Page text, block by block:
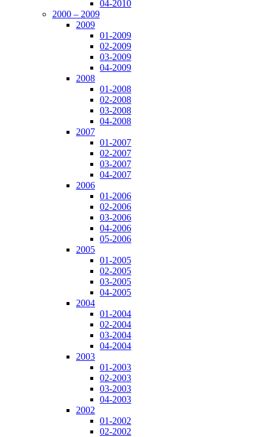
04-2010
2000 – 2009
2009
01-2009
02-2009
03-2009
04-2009
2008
01-2008
02-2008
03-2008
04-2008
2007
01-2007
02-2007
03-2007
04-2007
2006
01-2006
02-2006
03-2006
04-2006
05-2006
2005
01-2005
02-2005
03-2005
04-2005
2004
01-2004
02-2004
03-2004
04-2004
2003
01-2003
02-2003
03-2003
04-2003
2002
01-2002
02-2002